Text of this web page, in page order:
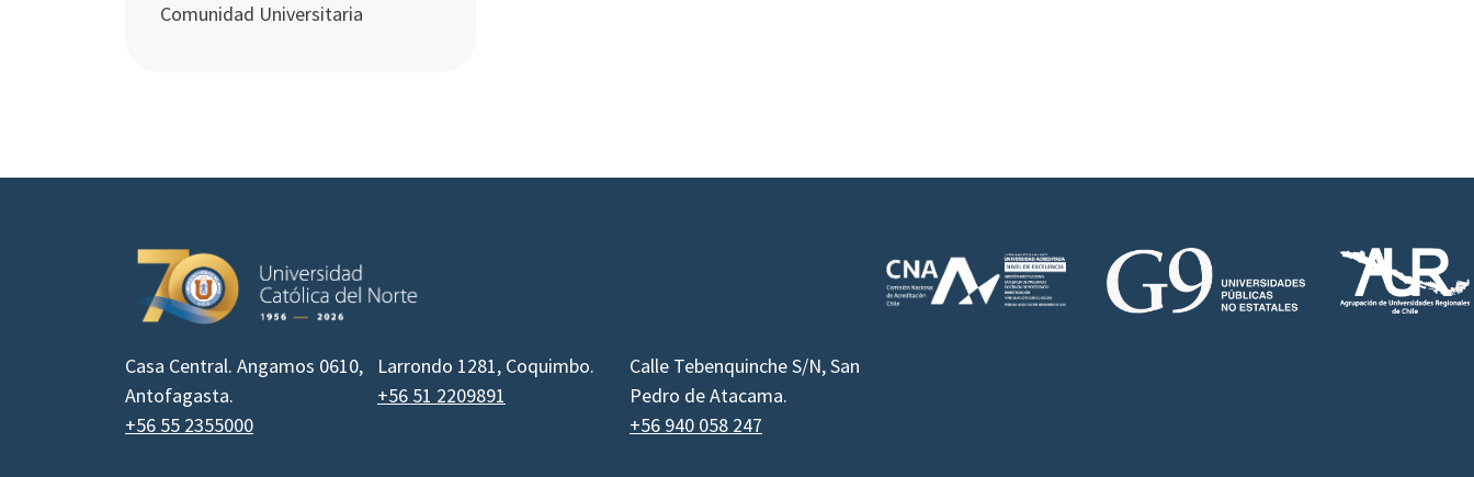
Comunidad Universitaria
Casa Central. Angamos 0610,
Antofagasta.
+56 55 2355000
Larrondo 1281, Coquimbo.
+56 51 2209891
Calle Tebenquinche S/N, San
Pedro de Atacama.
+56 940 058 247